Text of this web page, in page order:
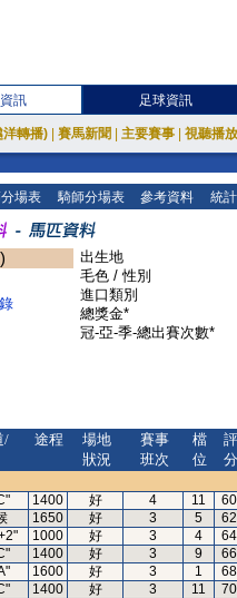
訊 足球資訊
轉播) 賽馬新聞 主要賽事 視聽播
場表 騎師分場表 參考資料 統
出生地
毛色 / 性別
進口類別
總獎金*
冠-亞-季-總出賽次數*
/
途程
場地
狀況
賽事
班次
檔
位
評
分
1400 好 4 11
60
1650 好 3 5
62
1000 好 3 4
64
1400 好 3 9
66
1600 好 3 1
68
1400 好 3 11
70